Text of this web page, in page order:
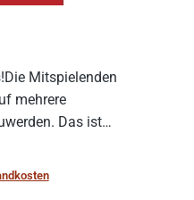
Mitspielenden
mehrere
Das ist
die Differenz
und der